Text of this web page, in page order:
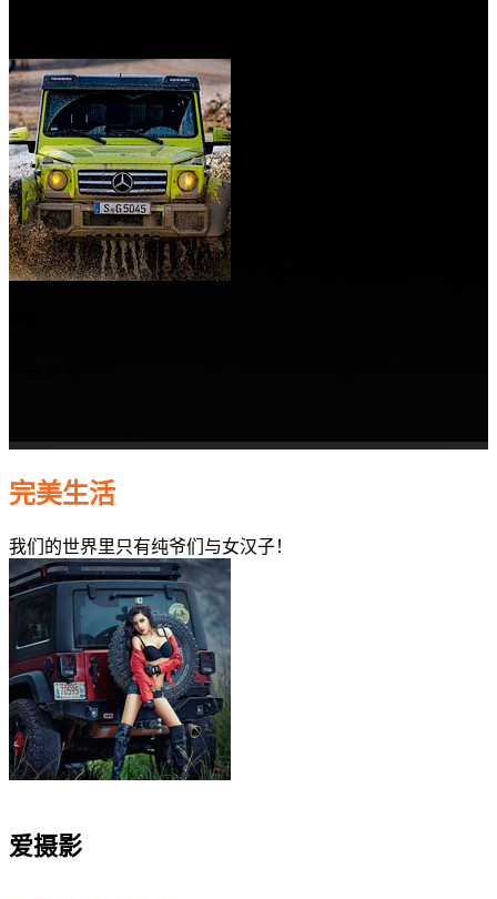
完美生活
我们的世界里只有纯爷们与女汉子！
爱摄影